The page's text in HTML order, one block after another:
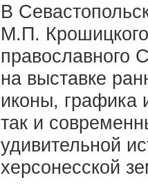
В
М.П.
православного
на выставке
иконы, графика
так и
удивительной
херсонесской